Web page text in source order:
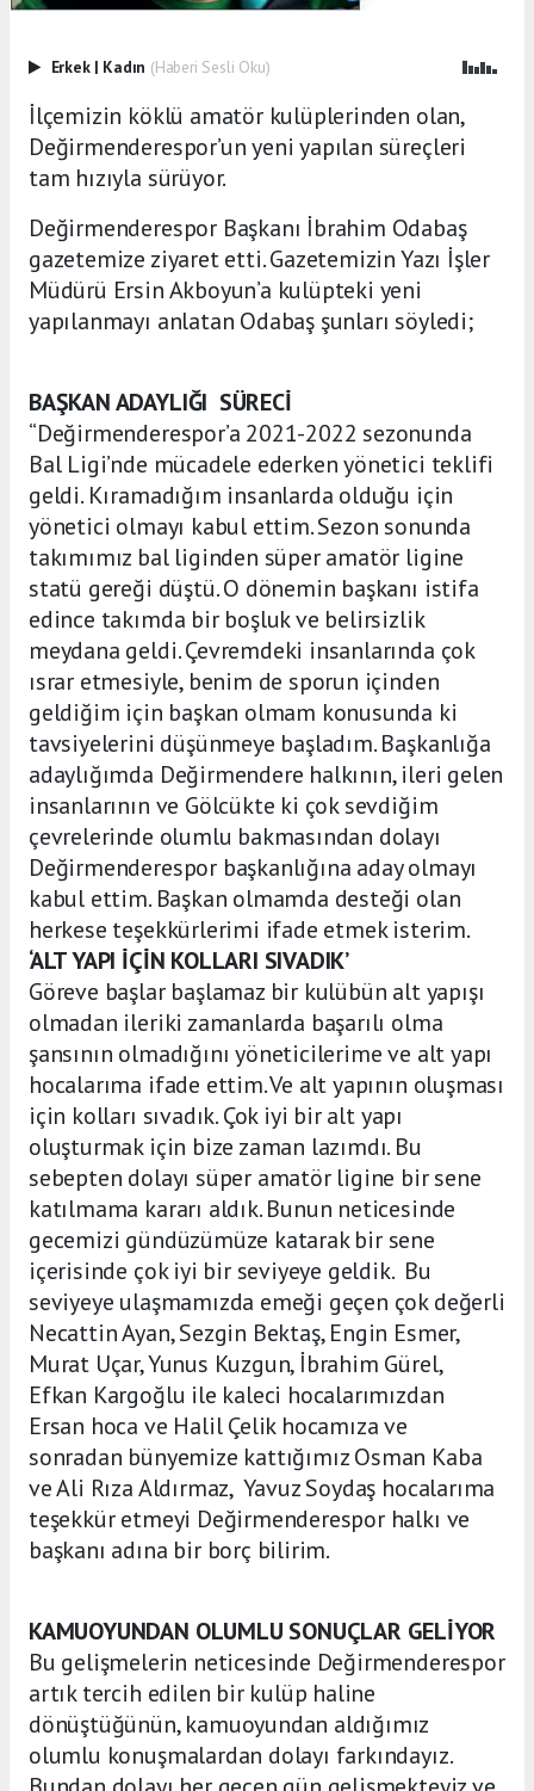
Erkek | Kadın (Haberi Sesli Oku)
İlçemizin köklü amatör kulüplerinden olan,
Değirmenderespor’un yeni yapılan süreçleri
tam hızıyla sürüyor.
Değirmenderespor Başkanı İbrahim Odabaş
gazetemize ziyaret etti. Gazetemizin Yazı İşler
Müdürü Ersin Akboyun’a kulüpteki yeni
yapılanmayı anlatan Odabaş şunları söyledi;
BAŞKAN ADAYLIĞI SÜRECİ
“Değirmenderespor’a 2021-2022 sezonunda
Bal Ligi’nde mücadele ederken yönetici teklifi
geldi. Kıramadığım insanlarda olduğu için
yönetici olmayı kabul ettim. Sezon sonunda
takımımız bal liginden süper amatör ligine
statü gereği düştü. O dönemin başkanı istifa
edince takımda bir boşluk ve belirsizlik
meydana geldi. Çevremdeki insanlarında çok
ısrar etmesiyle, benim de sporun içinden
geldiğim için başkan olmam konusunda ki
tavsiyelerini düşünmeye başladım. Başkanlığa
adaylığımda Değirmendere halkının, ileri gelen
insanlarının ve Gölcükte ki çok sevdiğim
çevrelerinde olumlu bakmasından dolayı
Değirmenderespor başkanlığına aday olmayı
kabul ettim. Başkan olmamda desteği olan
herkese teşekkürlerimi ifade etmek isterim.
‘ALT YAPI İÇİN KOLLARI SIVADIK’
Göreve başlar başlamaz bir kulübün alt yapışı
olmadan ileriki zamanlarda başarılı olma
şansının olmadığını yöneticilerime ve alt yapı
hocalarıma ifade ettim. Ve alt yapının oluşması
için kolları sıvadık. Çok iyi bir alt yapı
oluşturmak için bize zaman lazımdı. Bu
sebepten dolayı süper amatör ligine bir sene
katılmama kararı aldık. Bunun neticesinde
gecemizi gündüzümüze katarak bir sene
içerisinde çok iyi bir seviyeye geldik. Bu
seviyeye ulaşmamızda emeği geçen çok değerli
Necattin Ayan, Sezgin Bektaş, Engin Esmer,
Murat Uçar, Yunus Kuzgun, İbrahim Gürel,
Efkan Kargoğlu ile kaleci hocalarımızdan
Ersan hoca ve Halil Çelik hocamıza ve
sonradan bünyemize kattığımız Osman Kaba
ve Ali Rıza Aldırmaz, Yavuz Soydaş hocalarıma
teşekkür etmeyi Değirmenderespor halkı ve
başkanı adına bir borç bilirim.
KAMUOYUNDAN OLUMLU SONUÇLAR GELİYOR
Bu gelişmelerin neticesinde Değirmenderespor
artık tercih edilen bir kulüp haline
dönüştüğünün, kamuoyundan aldığımız
olumlu konuşmalardan dolayı farkındayız.